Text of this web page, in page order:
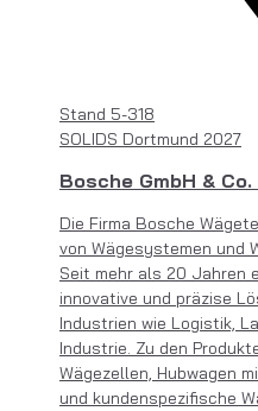
Stand 5-318
SOLIDS Dortmund 2027
Bosche GmbH & Co.
Die Firma Bosche
von Wägesystemen und
Seit mehr als 20 Jahren
innovative und präzise
Industrien wie Logistik,
Industrie. Zu den
Wägezellen, Hubwagen
und kundenspezifische